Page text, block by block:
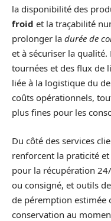
la disponibilité des
froid et la traçabilité
prolonger la durée de
et à sécuriser la qualité.
tournées et des flux de
liée à la logistique du
coûts opérationnels,
plus fines pour les
Du côté des services
renforcent la praticité
pour la récupération
ou consigné, et outils
de péremption estimée
conservation au